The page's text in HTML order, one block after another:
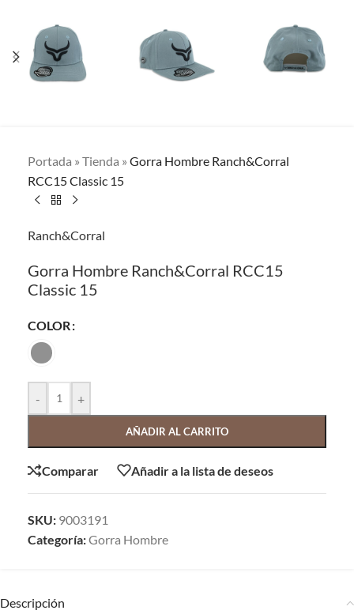
Portada » Tienda » Gorra Hombre Ranch&Corral
RCC15 Classic 15
Ranch&Corral
Gorra Hombre Ranch&Corral RCC15
Classic 15
COLOR
- +
AÑADIR AL CARRITO
Comparar Añadir a la lista de deseos
SKU: 9003191
Categoría:Gorra Hombre
Descripción